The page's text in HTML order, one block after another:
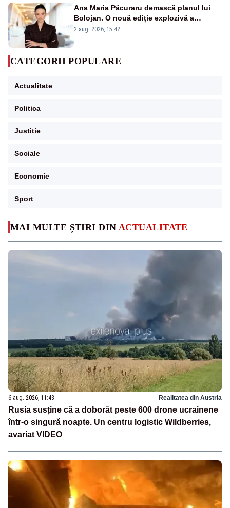
MAI MULTE ȘTIRI DIN ACTUALITATE
6 aug. 2026, 11:43 Realitatea din Austria
Rusia susține că a doborât peste 600 drone ucrainene
într-o singură noapte. Un centru logistic Wildberries,
avariat VIDEO
Ana Maria Păcuraru demască planul lui
Bolojan. O nouă ediție explozivă a
emisiunii „Miza Zilei” la Realitatea PLUS
2 aug. 2026, 15:42
CATEGORII POPULARE
Actualitate
Politica
Justitie
Sociale
Economie
Sport